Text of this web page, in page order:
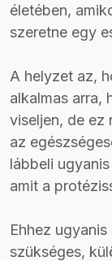
életében,
szeretne egy
A helyzet az,
alkalmas arra,
viseljen, de ez
az
lábbeli
amit a
Ehhez
szükséges,